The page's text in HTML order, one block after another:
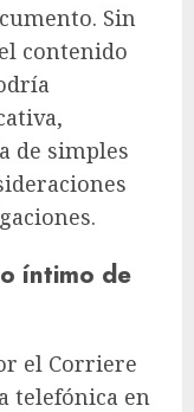
Sin
contenido
de simples
íntimo de
el Corriere
telefónica en